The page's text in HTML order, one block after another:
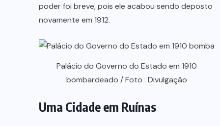
poder foi breve, pois ele acabou sendo deposto
novamente em 1912.
Palácio do Governo do Estado em 1910
bombardeado / Foto : Divulgação
Uma Cidade em Ruínas